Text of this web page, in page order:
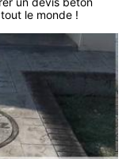
le monde !